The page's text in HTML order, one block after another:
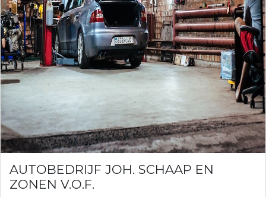
AUTOBEDRIJF JOH. SCHAAP EN
ZONEN V.O.F.